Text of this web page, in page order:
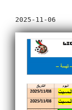
2025-11-06